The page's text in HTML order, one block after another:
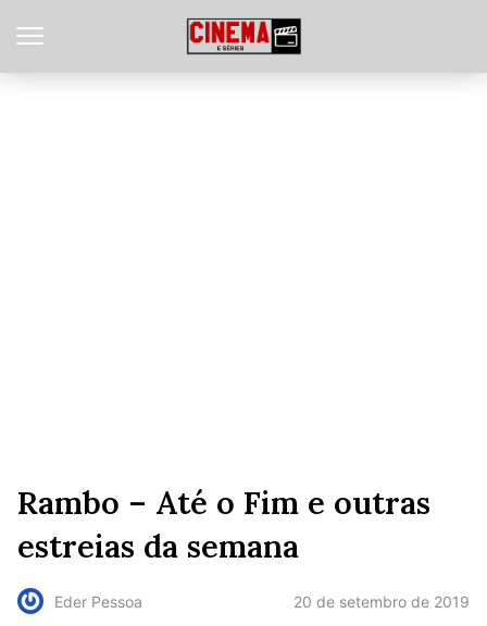
Rambo – Até o Fim e outras
estreias da semana
Eder Pessoa 20 de setembro de 2019